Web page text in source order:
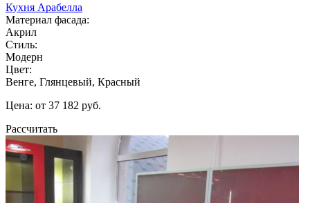
Кухня Арабелла
Материал фасада:
Акрил
Стиль:
Модерн
Цвет:
Венге, Глянцевый, Красный
Цена: от 37 182 руб.
Рассчитать